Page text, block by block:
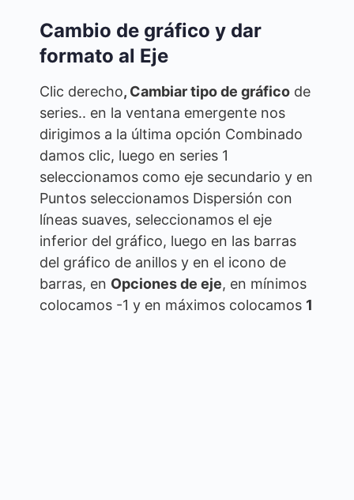
Cambio de gráfico y dar
formato al Eje
Clic derecho, Cambiar tipo de gráfico de
series.. en la ventana emergente nos
dirigimos a la última opción Combinado
damos clic, luego en series 1
seleccionamos como eje secundario y en
Puntos seleccionamos Dispersión con
líneas suaves, seleccionamos el eje
inferior del gráfico, luego en las barras
del gráfico de anillos y en el icono de
barras, en Opciones de eje, en mínimos
colocamos -1 y en máximos colocamos 1